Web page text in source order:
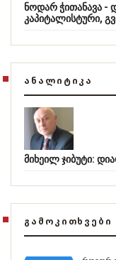
ნოდარ ჭითანავა -
კაპიტალისტური,
ᲐᲜᲐᲚᲘᲢᲘᲙᲐ
მიხეილ ჯიბუტი:
ᲒᲐᲛᲝᲙᲘᲗᲮᲕᲔᲑᲘ